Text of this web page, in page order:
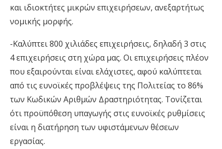
και ιδιοκτήτες μικρών επιχειρήσεων, ανεξαρτήτως
νομικής μορφής.
-Καλύπτει 800 χιλιάδες επιχειρήσεις, δηλαδή 3 στις
4 επιχειρήσεις στη χώρα μας. Οι επιχειρήσεις πλέον
που εξαιρούνται είναι ελάχιστες, αφού καλύπτεται
από τις ευνοϊκές προβλέψεις της Πολιτείας το 86%
των Κωδικών Αριθμών Δραστηριότητας. Τονίζεται
ότι προϋπόθεση υπαγωγής στις ευνοϊκές ρυθμίσεις
είναι η διατήρηση των υφιστάμενων θέσεων
εργασίας.